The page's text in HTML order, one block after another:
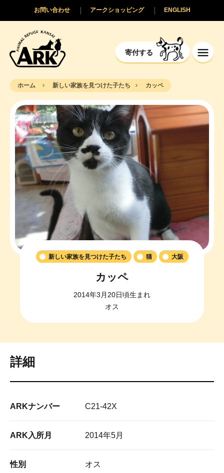
寄付する
ENGLISH
アークショッピング
お問い合わせ
ホーム 新しい家族を見つけた子たち カッペ
新しい家族を見つけた子たち 猫 大阪
カッペ
2014年3月20日頃生まれ
オス
詳細
ARKナンバー C21-42X
ARK入所月 2014年5月
性別 オス